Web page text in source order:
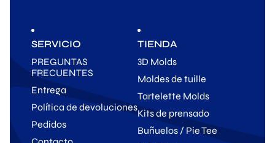
SERVICIO
PREGUNTAS
FRECUENTES
Entrega
Política de devoluciones
Pedidos
TIENDA
3D Molds
Moldes de tuille
Tartelette Molds
Kits de prensado
Buñuelos / Pie Tee